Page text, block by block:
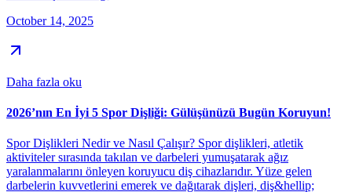
October 14, 2025
Daha fazla oku
2026’nın En İyi 5 Spor Dişliği: Gülüşünüzü Bugün Koruyun!
Spor Dişlikleri Nedir ve Nasıl Çalışır? Spor dişlikleri, atletik
aktiviteler sırasında takılan ve darbeleri yumuşatarak ağız
yaralanmalarını önleyen koruyucu diş cihazlarıdır. Yüze gelen
darbelerin kuvvetlerini emerek ve dağıtarak dişleri, diş&hellip;